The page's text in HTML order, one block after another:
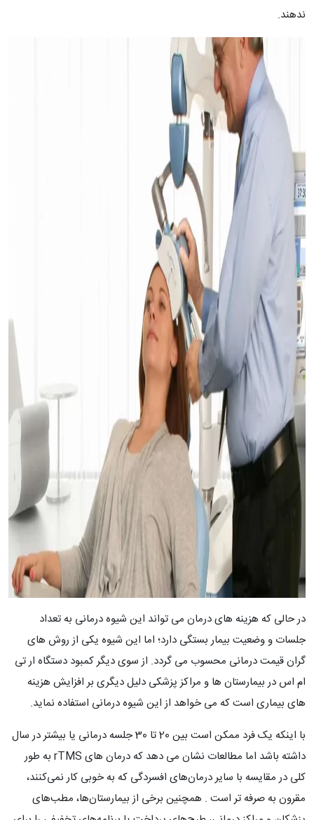
ندهند.
در حالی که هزینه های درمان می تواند این شیوه درمانی به تعداد
جلسات و وضعیت بیمار بستگی دارد؛ اما این شیوه یکی از روش های
گران قیمت درمانی محسوب می گردد. از سوی دیگر کمبود دستگاه ار تی
ام اس در بیمارستان ها و مراکز پزشکی دلیل دیگری بر افزایش هزینه
های بیماری است که می خواهد از این شیوه درمانی استفاده نماید.
با اینکه یک فرد ممکن است بین 20 تا 30 جلسه درمانی یا بیشتر در سال
داشته باشد اما مطالعات نشان می دهد که درمان های rTMS به طور
کلی در مقایسه با سایر درمان‌های افسردگی که به خوبی کار نمی‌کنند،
مقرون به صرفه تر است . همچنین برخی از بیمارستان‌ها، مطب‌های